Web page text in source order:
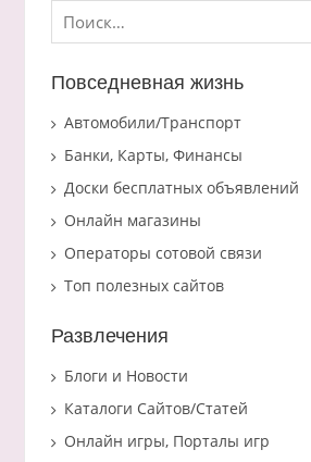
Найти:
Повседневная жизнь
Автомобили/Транспорт
Банки, Карты, Финансы
Доски бесплатных объявлений
Онлайн магазины
Операторы сотовой связи
Топ полезных сайтов
Развлечения
Блоги и Новости
Каталоги Сайтов/Статей
Онлайн игры, Порталы игр